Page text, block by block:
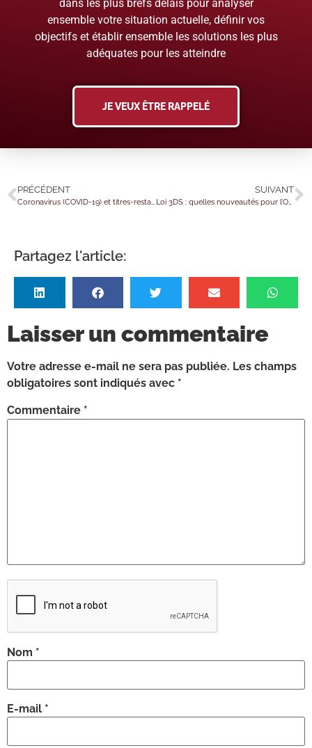
dans les plus brefs délais pour analyser
ensemble votre situation actuelle, définir vos
objectifs et établir ensemble les solutions les plus
adéquates pour les atteindre
JE VEUX ÊTRE RAPPELÉ
PRÉCÉDENT
Coronavirus (COVID-19) et titres-restaurant : encore une prolongation…
SUIVANT
Loi 3DS : quelles nouveautés pour l’Outre-mer ?
Partagez l'article:
Laisser un commentaire
Votre adresse e-mail ne sera pas publiée. Les champs
obligatoires sont indiqués avec *
Commentaire *
Nom *
E-mail *